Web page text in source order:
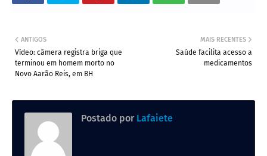
MAIS RECENTES
Saúde facilita acesso a
medicamentos
ANTIGOS
Vídeo: câmera registra briga que
terminou em homem morto no
Novo Aarão Reis, em BH
Postado por Lafaiete